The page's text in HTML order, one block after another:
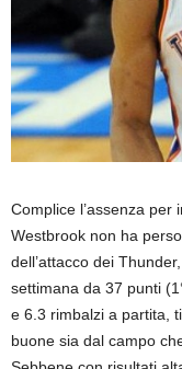
Complice l’assenza per
Westbrook non ha
dell’attacco dei
settimana da 37 punti
e 6.3 rimbalzi a partita,
buone sia dal campo